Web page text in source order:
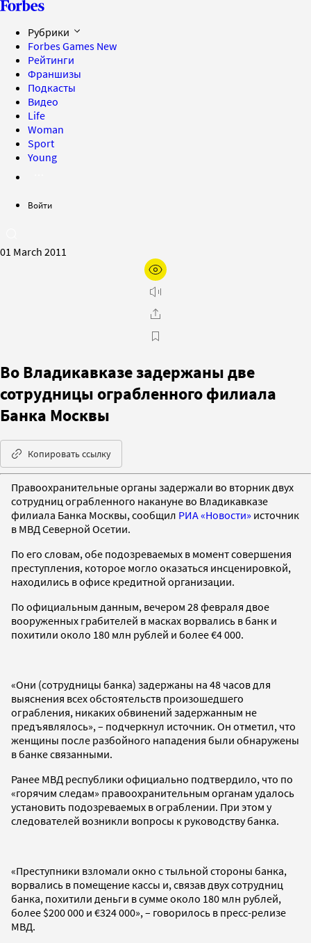
Рубрики
Forbes Games New
Рейтинги
Франшизы
Подкасты
Видео
Life
Woman
Sport
Young
Войти
01 March 2011
Во Владикавказе задержаны две
сотрудницы ограбленного филиала
Банка Москвы
Копировать ссылку
Правоохранительные органы задержали во вторник двух
сотрудниц ограбленного накануне во Владикавказе
филиала Банка Москвы, сообщил РИА «Новости» источник
в МВД Северной Осетии.
По его словам, обе подозреваемых в момент совершения
преступления, которое могло оказаться инсценировкой,
находились в офисе кредитной организации.
По официальным данным, вечером 28 февраля двое
вооруженных грабителей в масках ворвались в банк и
похитили около 180 млн рублей и более €4 000.
«Они (сотрудницы банка) задержаны на 48 часов для
выяснения всех обстоятельств произошедшего
ограбления, никаких обвинений задержанным не
предъявлялось», – подчеркнул источник. Он отметил, что
женщины после разбойного нападения были обнаружены
в банке связанными.
Ранее МВД республики официально подтвердило, что по
«горячим следам» правоохранительным органам удалось
установить подозреваемых в ограблении. При этом у
следователей возникли вопросы к руководству банка.
«Преступники взломали окно с тыльной стороны банка,
ворвались в помещение кассы и, связав двух сотрудниц
банка, похитили деньги в сумме около 180 млн рублей,
более $200 000 и €324 000», – говорилось в пресс-релизе
МВД.